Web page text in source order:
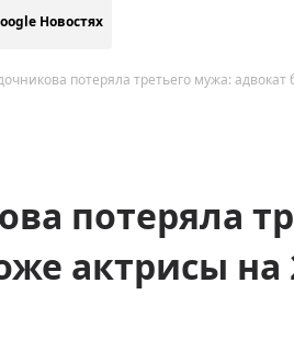
Новостях
потеряла третьего мужа:
потеряла
актрисы на